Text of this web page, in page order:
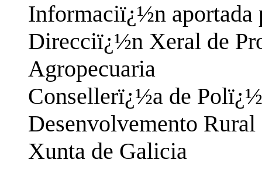
Informaciï¿½n aportada
Direcciï¿½n Xeral de
Agropecuaria
Consellerï¿½a de
Desenvolvemento Rural
Xunta de Galicia